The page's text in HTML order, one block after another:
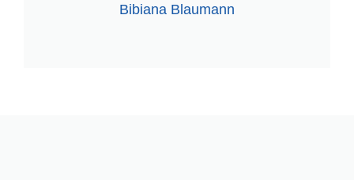
Bibiana Blaumann